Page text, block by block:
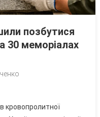
позбутися
30 меморіалах
кровопролитної